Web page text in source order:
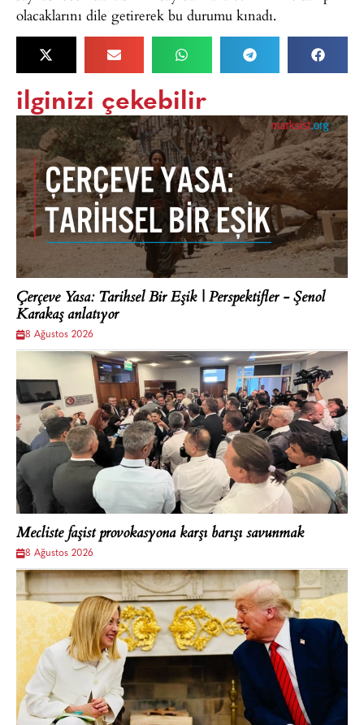
olacaklarını dile getirerek bu durumu kınadı.
ilginizi çekebilir
Çerçeve Yasa: Tarihsel Bir Eşik | Perspektifler - Şenol
Karakaş anlatıyor
8 Ağustos 2026
Mecliste faşist provokasyona karşı barışı savunmak
8 Ağustos 2026